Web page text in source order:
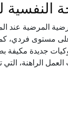
النفسية
المرضية عند
مستوى فردي،
جديدة مكيفة
الراهنة، التي